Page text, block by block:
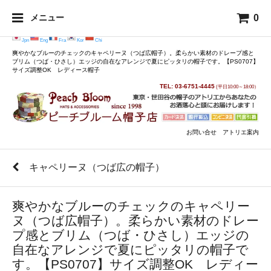
メニュー 0
Jpn Eng Fra Kor Chi
爽やかなブルーのチェックのキャペリーヌ（つば広帽子）。柔らかい素材のドレープ感と
ブリム（つば・ひさし）エッジの自在なアレンジで夏にピッタリの帽子です。【PS0707】
サイズ調整OK レディース帽子
TEL: 03-6751-4445 (平日10:00～18:00）
お問い合せ アトリエ案内
キャペリーヌ（つば広の帽子）
爽やかなブルーのチェックのキャペリー
ヌ（つば広帽子）。柔らかい素材のドレー
プ感とブリム（つば・ひさし）エッジの
自在なアレンジで夏にピッタリの帽子で
す。【PS0707】サイズ調整OK レディー